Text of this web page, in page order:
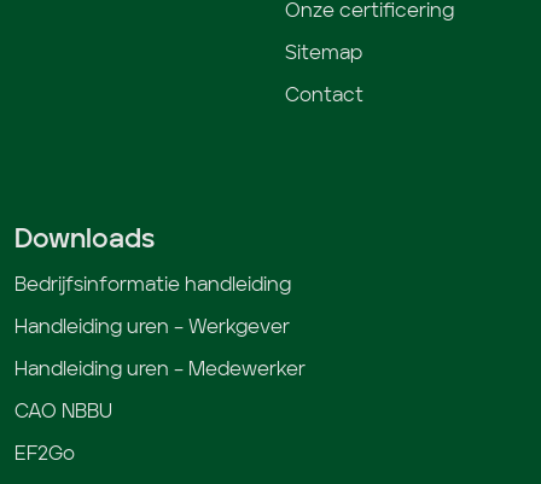
Onze certificering
Sitemap
Contact
Downloads
Bedrijfsinformatie handleiding
Handleiding uren – Werkgever
Handleiding uren – Medewerker
CAO NBBU
EF2Go